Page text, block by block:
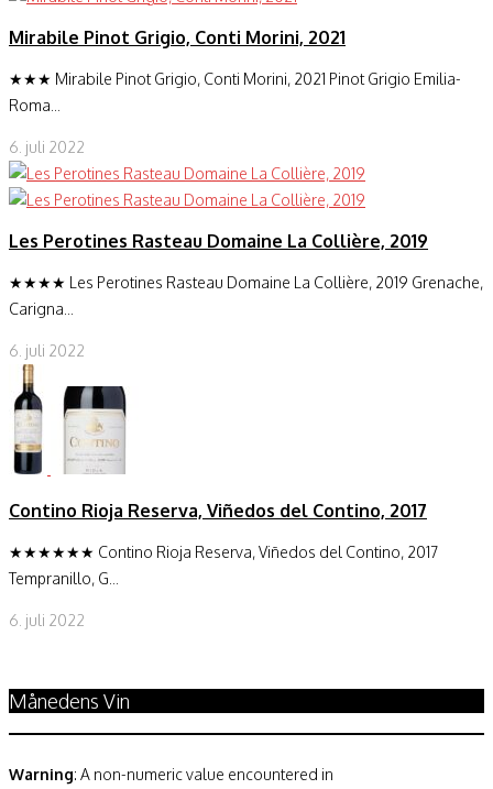
Mirabile Pinot Grigio, Conti Morini, 2021
★★★ Mirabile Pinot Grigio, Conti Morini, 2021 Pinot Grigio Emilia-
Roma...
6. juli 2022
Les Perotines Rasteau Domaine La Collière, 2019
★★★★ Les Perotines Rasteau Domaine La Collière, 2019 Grenache,
Carigna...
6. juli 2022
Contino Rioja Reserva, Viñedos del Contino, 2017
★★★★★★ Contino Rioja Reserva, Viñedos del Contino, 2017
Tempranillo, G...
6. juli 2022
Månedens Vin
Warning: A non-numeric value encountered in